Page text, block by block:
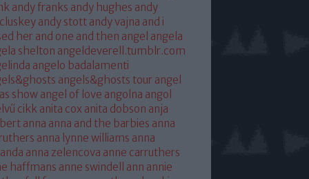
andy franks andy hughes andy
andy stott andy vajna and i
her and one and then angel angela
shelton angeldeverell.tumblr.com
angelo badalamenti
angels&ghosts tour angel
show angel of love angolna angol
cikk anita cox anita dobson anja
anna anna and the barbies anna
anna lynne williams anna
anna zelencova anne carruthers
haffmans anne swindell
ann annie